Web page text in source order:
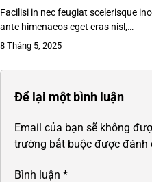
Facilisi in nec feugiat scelerisque
ante himenaeos eget cras nisl,…
8 Tháng 5, 2025
Để lại một bình luận
Email của bạn sẽ không
trường bắt buộc được đánh
Bình luận *